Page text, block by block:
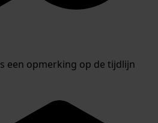
een opmerking op de tijdlijn